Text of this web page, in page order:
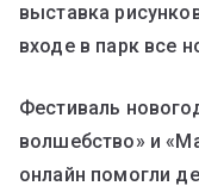
выставка
входе в парк все
Фестиваль
волшебство» и
онлайн помогли